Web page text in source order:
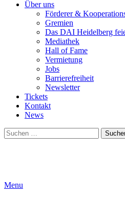
Über uns
Förderer &
Gremien
Das DAI Heidelberg
Mediathek
Hall of Fame
Vermietung
Jobs
Barrierefreiheit
Newsletter
Tickets
Kontakt
News
Suchen
nach:
Menu